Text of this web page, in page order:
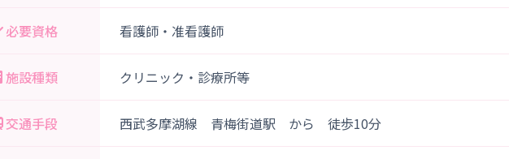
必要資格 看護師・准看護師
施設種類 クリニック・診療所等
交通手段 西武多摩湖線 青梅街道駅 から 徒歩10分